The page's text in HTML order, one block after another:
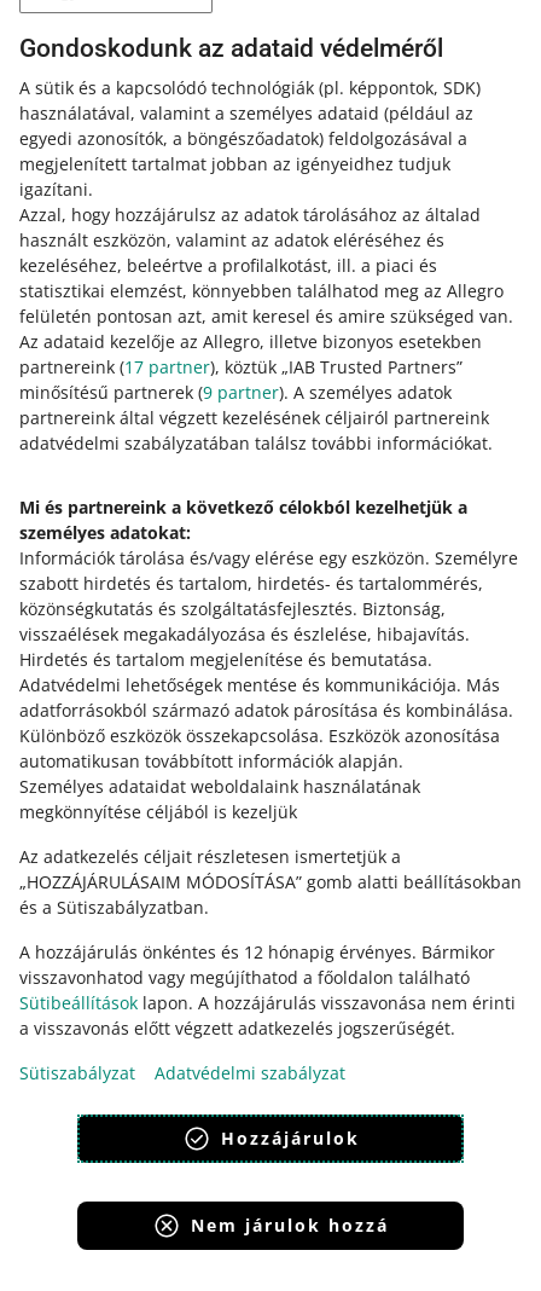
Gondoskodunk az adataid védelméről
A sütik és a kapcsolódó technológiák (pl. képpontok, SDK)
használatával, valamint a személyes adataid (például az
egyedi azonosítók, a böngészőadatok) feldolgozásával a
megjelenített tartalmat jobban az igényeidhez tudjuk
igazítani.
Azzal, hogy hozzájárulsz az adatok tárolásához az általad
használt eszközön, valamint az adatok eléréséhez és
kezeléséhez, beleértve a profilalkotást, ill. a piaci és
statisztikai elemzést, könnyebben találhatod meg az Allegro
felületén pontosan azt, amit keresel és amire szükséged van.
Az adataid kezelője az Allegro, illetve bizonyos esetekben
partnereink (17 partner), köztük „IAB Trusted Partners”
minősítésű partnerek (9 partner). A személyes adatok
partnereink által végzett kezelésének céljairól partnereink
adatvédelmi szabályzatában találsz további információkat.
Mi és partnereink a következő célokból kezelhetjük a
személyes adatokat:
Információk tárolása és/vagy elérése egy eszközön. Személyre
szabott hirdetés és tartalom, hirdetés- és tartalommérés,
közönségkutatás és szolgáltatásfejlesztés. Biztonság,
visszaélések megakadályozása és észlelése, hibajavítás.
Hirdetés és tartalom megjelenítése és bemutatása.
Adatvédelmi lehetőségek mentése és kommunikációja. Más
adatforrásokból származó adatok párosítása és kombinálása.
Különböző eszközök összekapcsolása. Eszközök azonosítása
automatikusan továbbított információk alapján.
Személyes adataidat weboldalaink használatának
megkönnyítése céljából is kezeljük
Az adatkezelés céljait részletesen ismertetjük a
„HOZZÁJÁRULÁSAIM MÓDOSÍTÁSA” gomb alatti beállításokban
és a Sütiszabályzatban.
A hozzájárulás önkéntes és 12 hónapig érvényes. Bármikor
visszavonhatod vagy megújíthatod a főoldalon található
Sütibeállítások lapon. A hozzájárulás visszavonása nem érinti
a visszavonás előtt végzett adatkezelés jogszerűségét.
Sütiszabályzat
Adatvédelmi szabályzat
Hozzájárulok
Nem járulok hozzá
Category: Súgó eladóknak
Nézd meg, milyen paramétereket kell megadnod az
ajánlatok közzétételéhez vagy újraindításához.
TUDJ MEG TÖBBET
Ez az oldal más nyelveken is elérhető.
polski
čeština
English
slovenčina
Bővebben erről: allegro.cz
polski
čeština
English
slovenčina
Bővebben erről: allegro.sk
polski
čeština
English
slovenčina
megjelenítés:
Allegro Group Services